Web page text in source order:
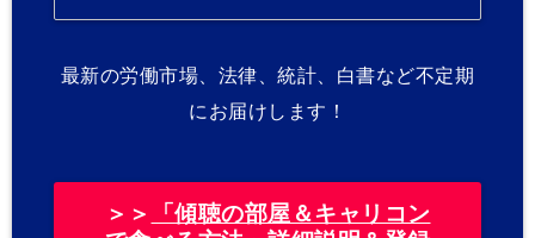
最新の労働市場、法律、統計、白書など不定期
にお届けします！
＞＞
「傾聴の部屋＆キャリコン